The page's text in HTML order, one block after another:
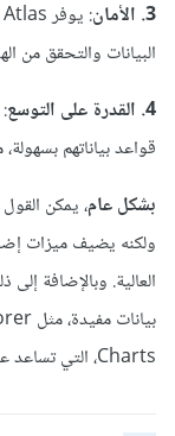
3. الأمان
البيانات والتحقق من
4. القدرة على التوسع
قواعد بياناتهم
بشكل عام
ولكنه يضيف ميزات
Charts، التي تساعد على تحليل البيانات والحصول على رؤى قيمة.